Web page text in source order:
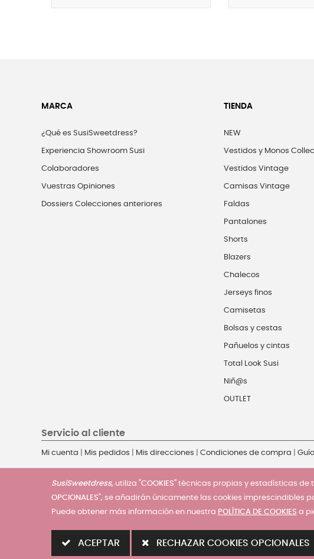
MARCA
¿Qué es SusiSweetdress?
Experiencia Showroom Susi
Colaboradores
Vuestras Opiniones
Dossiers Colecciones anteriores
TIENDA
NEW
Vestidos y Monos
Vestidos Vintage
Camisas Vintage
Faldas
Pantalones
Shorts
Blazers
Chalecos
Jerseys finos
Camisetas
Bolsas y cestas
Pañuelos y cintas
Total Look Susi
Niñ@s
OUTLET
Servicio al cliente
Mi cuenta Mis pedidos Mis direcciones Condiciones de compra
SusiSweetdress, utiliza "COOKIES" técnicas propias y estadísticas de
OPCIONALES", se añadirán únicamente las cookies imprescindibles
Puede obtener más información en nuestra POLÍTICA DE COOKIES a
ACEPTAR RECHAZAR COOKIES OPCIONALES